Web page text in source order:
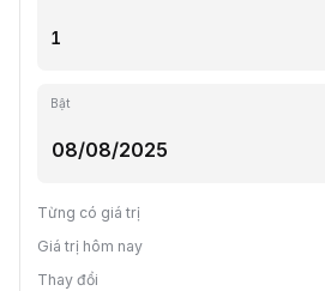
Bật
Từng có giá trị
Giá trị hôm nay
Thay đổi